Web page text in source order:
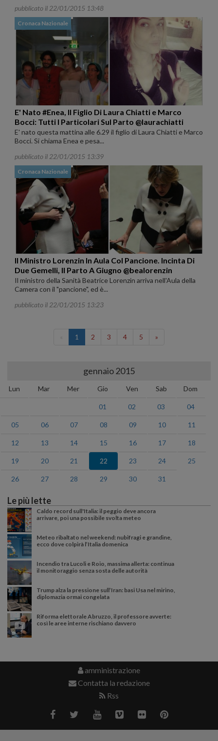
pubblicato il 22/01/2015 13:48
Cronaca Nazionale
E' Nato #Enea, Il Figlio Di Laura Chiatti e Marco
Bocci: Tutti I Particolari Sul Parto @laurachiatti
E' nato questa mattina alle 6.29 il figlio di Laura Chiatti e Marco
Bocci. Si chiama Enea e pesa...
pubblicato il 22/01/2015 13:39
Cronaca Nazionale
Il Ministro Lorenzin In Aula Col Pancione. Incinta Di
Due Gemelli, Il Parto A Giugno @bealorenzin
Il ministro della Sanità Beatrice Lorenzin arriva nell'Aula della
Camera con il "pancione", ed è...
pubblicato il 22/01/2015 13:23
1 2 3 4 5 »
gennaio 2015
Lun Mar Mer Gio Ven Sab Dom
01 02 03 04
05 06 07 08 09 10 11
12 13 14 15 16 17 18
19 20 21 22 23 24 25
26 27 28 29 30 31
Le più lette
Caldo record sull'Italia: il peggio deve ancora
arrivare, poi una possibile svolta meteo
Meteo ribaltato nel weekend: nubifragi e grandine,
ecco dove colpirà l’Italia domenica
Incendio tra Lucoli e Roio, massima allerta: continua
il monitoraggio senza sosta delle autorità
Trump alza la pressione sull’Iran: basi Usa nel mirino,
diplomazia ormai congelata
Riforma elettorale Abruzzo, il professore avverte:
così le aree interne rischiano davvero
amministrazione
Contatta la redazione
Rss